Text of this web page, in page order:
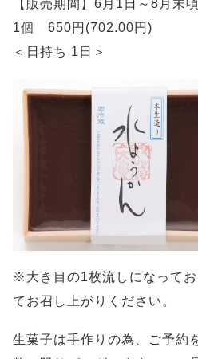
【販売期間】6月1日～8月末
1個 650円(702.00円)
＜日持ち 1日＞
※大き目の1枚流しになって
てお召し上がりください。
生菓子は手作りの為、ご予約